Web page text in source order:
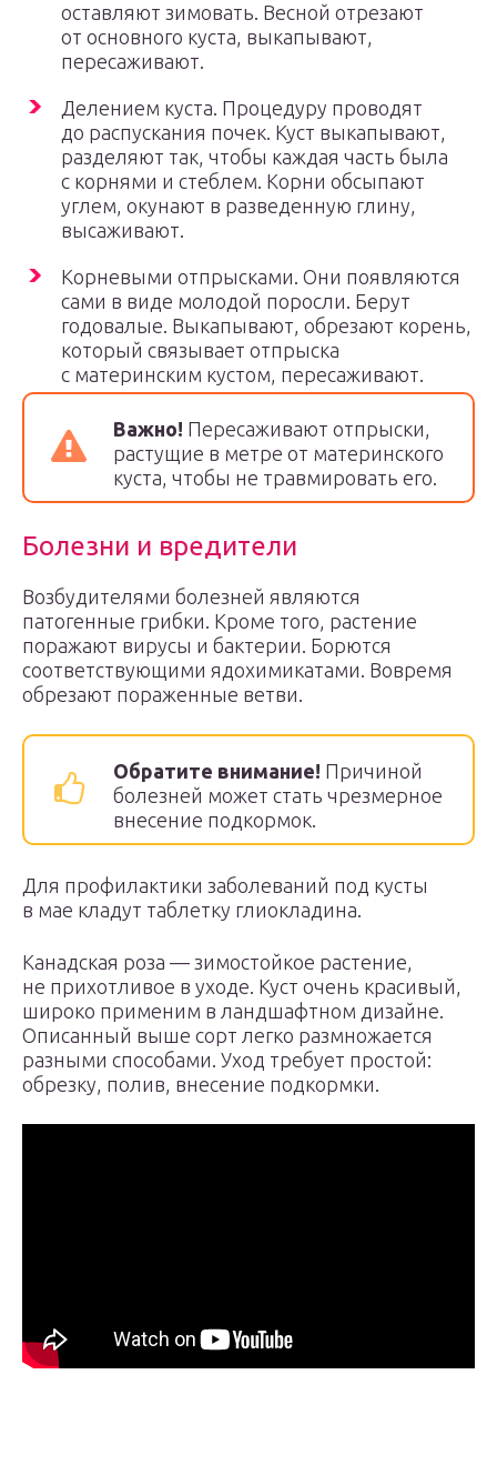
оставляют зимовать. Весной отрезают
от основного куста, выкапывают,
пересаживают.
Делением куста. Процедуру проводят
до распускания почек. Куст выкапывают,
разделяют так, чтобы каждая часть была
с корнями и стеблем. Корни обсыпают
углем, окунают в разведенную глину,
высаживают.
Корневыми отпрысками. Они появляются
сами в виде молодой поросли. Берут
годовалые. Выкапывают, обрезают корень,
который связывает отпрыска
с материнским кустом, пересаживают.
Важно! Пересаживают отпрыски,
растущие в метре от материнского
куста, чтобы не травмировать его.
Болезни и вредители
Возбудителями болезней являются
патогенные грибки. Кроме того, растение
поражают вирусы и бактерии. Борются
соответствующими ядохимикатами. Вовремя
обрезают пораженные ветви.
Обратите внимание! Причиной
болезней может стать чрезмерное
внесение подкормок.
Для профилактики заболеваний под кусты
в мае кладут таблетку глиокладина.
Канадская роза — зимостойкое растение,
не прихотливое в уходе. Куст очень красивый,
широко применим в ландшафтном дизайне.
Описанный выше сорт легко размножается
разными способами. Уход требует простой:
обрезку, полив, внесение подкормки.